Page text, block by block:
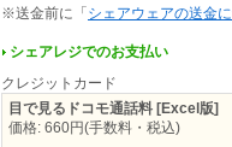
※送金前に「 シェアウェアの送金
シェアレジでのお支払い
クレジットカード
目で見るドコモ通話料 [Excel版]
価格: 660円(手数料・税込)